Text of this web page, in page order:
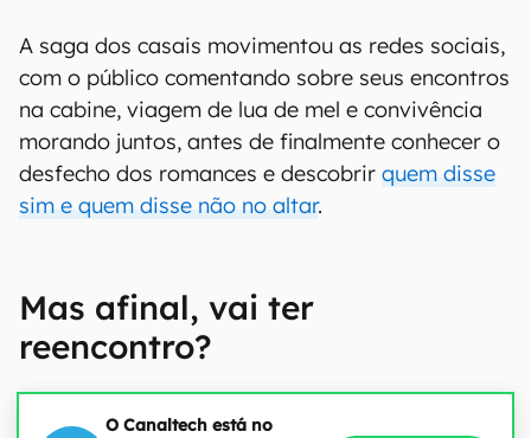
A saga dos casais movimentou as redes sociais,
com o público comentando sobre seus encontros
na cabine, viagem de lua de mel e convivência
morando juntos, antes de finalmente conhecer o
desfecho dos romances e descobrir quem disse
sim e quem disse não no altar.
Mas afinal, vai ter
reencontro?
O Canaltech está no